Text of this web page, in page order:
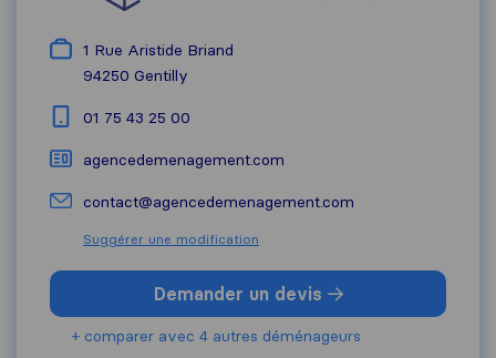
1 Rue Aristide Briand
94250 Gentilly
01 75 43 25 00
agencedemenagement.com
contact@agencedemenagement.com
Suggérer une modification
Demander un devis
+ comparer avec 4 autres déménageurs